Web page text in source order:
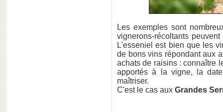
Les exemples sont
vignerons-récoltants
L'esseniel est bien que les
de bons vins répondant aux
achats de raisins : connaître
apportés à la vigne, la
maîtriser.
C'est le cas aux Grandes